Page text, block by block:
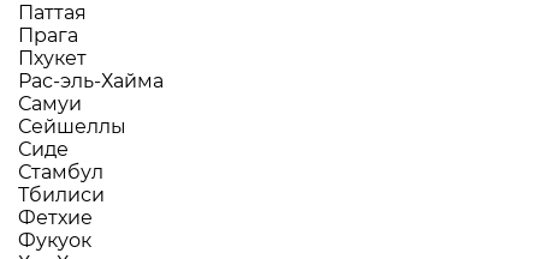
Паттая
Прага
Пхукет
Рас-эль-Хайма
Самуи
Сейшеллы
Сиде
Стамбул
Тбилиси
Фетхие
Фукуок